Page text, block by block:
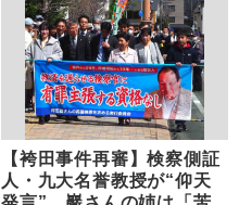
【袴田事件再審】検察側証
人・九大名誉教授が“仰天